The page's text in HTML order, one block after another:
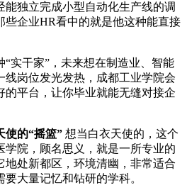
能独立完成小型自动化生产线的调
些企业HR看中的就是他这种能直接
“实干家”，未来想在制造业、智能
线岗位发光发热，成都工业学院会
的平台，让你毕业就能无缝对接企
使的“摇篮” 想当白衣天使的，这个
学院，顾名思义，就是一所专业的
地处新都区，环境清幽，非常适合
大量记忆和钻研的学科。